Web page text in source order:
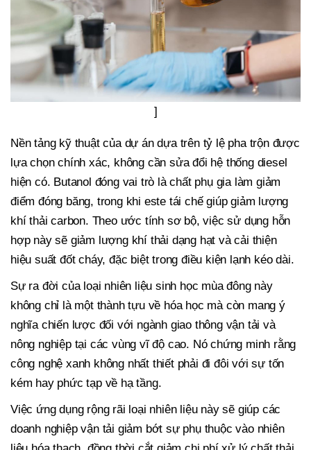
]
Nền tảng kỹ thuật của dự án dựa trên tỷ lệ pha trộn được
lựa chọn chính xác, không cần sửa đổi hệ thống diesel
hiện có. Butanol đóng vai trò là chất phụ gia làm giảm
điểm đóng băng, trong khi este tái chế giúp giảm lượng
khí thải carbon. Theo ước tính sơ bộ, việc sử dụng hỗn
hợp này sẽ giảm lượng khí thải dạng hạt và cải thiện
hiệu suất đốt cháy, đặc biệt trong điều kiện lạnh kéo dài.
Sự ra đời của loại nhiên liệu sinh học mùa đông này
không chỉ là một thành tựu về hóa học mà còn mang ý
nghĩa chiến lược đối với ngành giao thông vận tải và
nông nghiệp tại các vùng vĩ độ cao. Nó chứng minh rằng
công nghệ xanh không nhất thiết phải đi đôi với sự tốn
kém hay phức tạp về hạ tầng.
Việc ứng dụng rộng rãi loại nhiên liệu này sẽ giúp các
doanh nghiệp vận tải giảm bớt sự phụ thuộc vào nhiên